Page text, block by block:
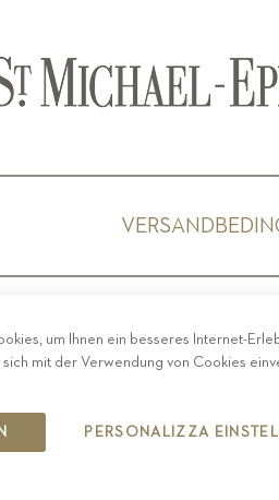
2019 ST.MICHAEL -
um Ihnen ein besseres Internet-
mit der Verwendung von Cookies
PERSONALIZZA